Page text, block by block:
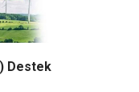
Destek